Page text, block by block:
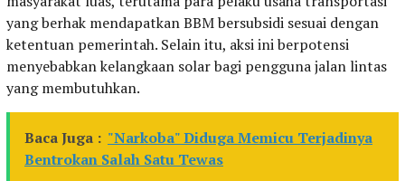
yang berhak mendapatkan BBM bersubsidi sesuai dengan
ketentuan pemerintah. Selain itu, aksi ini berpotensi
menyebabkan kelangkaan solar bagi pengguna jalan lintas
yang membutuhkan.
Baca Juga : "Narkoba" Diduga Memicu Terjadinya
Bentrokan Salah Satu Tewas